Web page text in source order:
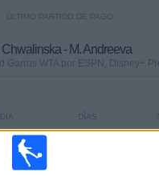
ÚLTIMO PARTIDO DE PAGO
Chwalinska - M. Andreeva
Garros WTA por ESPN, Disney+
DÍAS
424
POR